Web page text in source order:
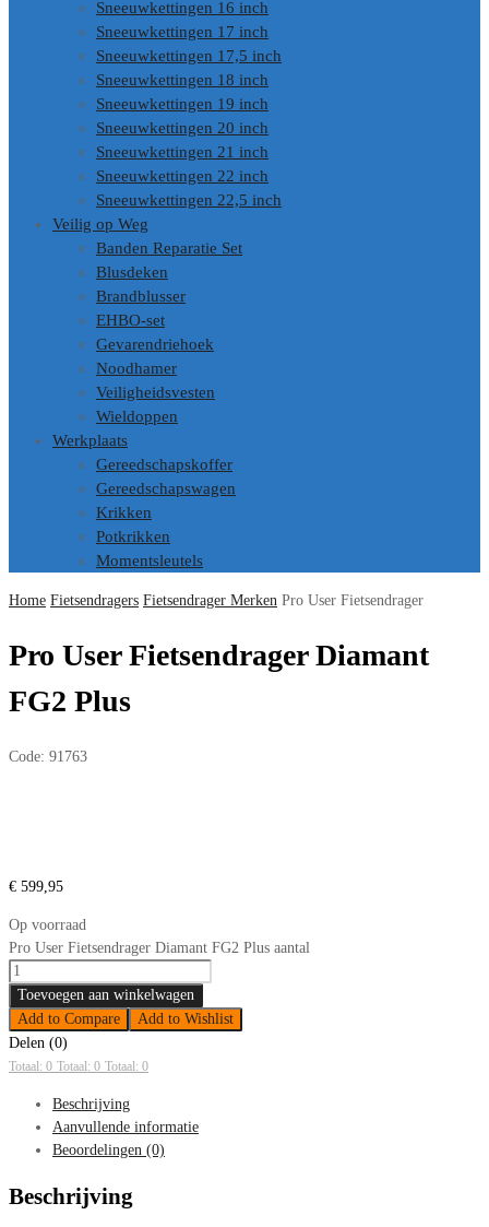
Sneeuwkettingen 16 inch
Sneeuwkettingen 17 inch
Sneeuwkettingen 17,5 inch
Sneeuwkettingen 18 inch
Sneeuwkettingen 19 inch
Sneeuwkettingen 20 inch
Sneeuwkettingen 21 inch
Sneeuwkettingen 22 inch
Sneeuwkettingen 22,5 inch
Veilig op Weg
Banden Reparatie Set
Blusdeken
Brandblusser
EHBO-set
Gevarendriehoek
Noodhamer
Veiligheidsvesten
Wieldoppen
Werkplaats
Gereedschapskoffer
Gereedschapswagen
Krikken
Potkrikken
Momentsleutels
Home Fietsendragers Fietsendrager Merken Pro User Fietsendrager
Pro User Fietsendrager Diamant
FG2 Plus
Code: 91763
€ 599,95
Op voorraad
Pro User Fietsendrager Diamant FG2 Plus aantal
Toevoegen aan winkelwagen
Add to Compare
Add to Wishlist
Delen (0)
Totaal: 0 Totaal: 0 Totaal: 0
Beschrijving
Aanvullende informatie
Beoordelingen (0)
Beschrijving